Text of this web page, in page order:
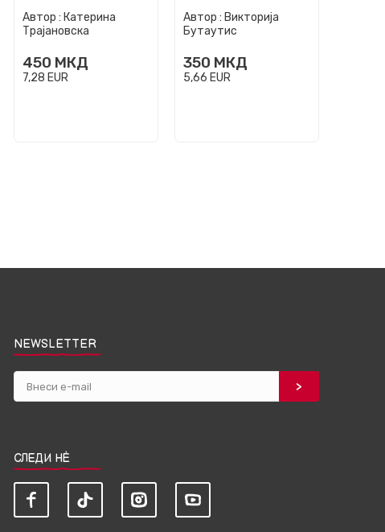
Автор : Катерина
Трајановска
450 МКД
7,28 EUR
Автор : Викторија
Бутаутис
350 МКД
5,66 EUR
NEWSLETTER
СЛЕДИ НЀ